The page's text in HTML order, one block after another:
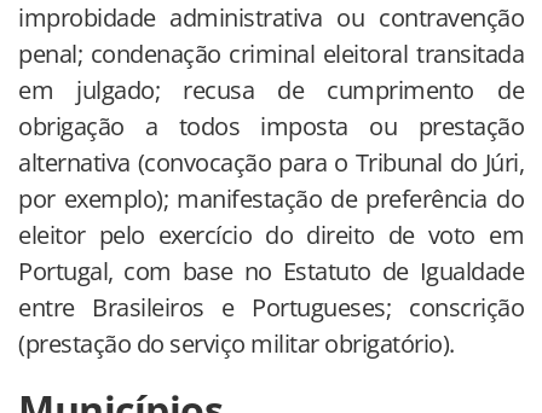
improbidade administrativa ou contravenção
penal; condenação criminal eleitoral transitada
em julgado; recusa de cumprimento de
obrigação a todos imposta ou prestação
alternativa (convocação para o Tribunal do Júri,
por exemplo); manifestação de preferência do
eleitor pelo exercício do direito de voto em
Portugal, com base no Estatuto de Igualdade
entre Brasileiros e Portugueses; conscrição
(prestação do serviço militar obrigatório).